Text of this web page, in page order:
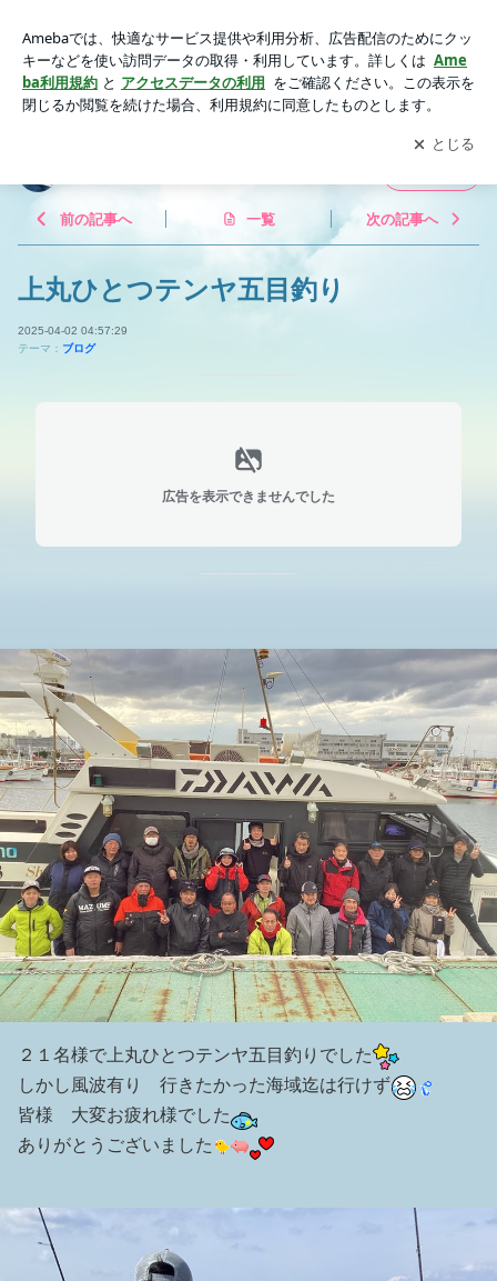
アプリをダウンロードして ブログの更新通知
を受け取りまし
ょう。
開く
前の記事へ 一覧 次の記事へ
上丸ひとつテンヤ五目釣り
2025-04-02 04:57:29
テーマ： ブログ
広告を表示できませんでした
２１名様で上丸ひとつテンヤ五目釣りでした
しかし風波有り 行きたかった海域迄は行けず
皆様 大変お疲れ様でした
ありがとうございました